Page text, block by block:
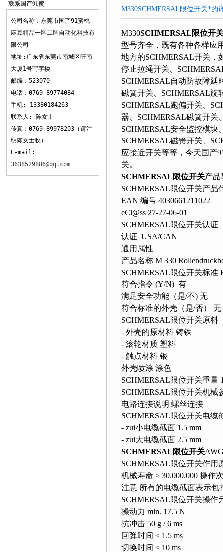
联系国产91蜜
桃麻豆精品一
区二区
公司名称：东莞市国产91蜜桃
麻豆精品一区二区自动化科技有
限公司
地址:广东省东莞市南城区旺南
大厦1号写字楼
邮编：523070
电话：0769-89774084
手机: 13380184263
联系人: 陈女士
传真：0769-89978203（请注
明陈女士收）
E-mail:
3638529886@qq.com
M330SCHMERSAL限位开关*的详细
M330SCHMERSAL限位开关
型号齐全，既有各种各样
地方的SCHMERSAL开关
停止拉绳开关、
SCHMERSAL自动防故障延时
磁簧开关、SCHMERSAL旋转
SCHMERSAL跑偏开关、
器、SCHMERSAL磁簧开关
SCHMERSAL安全监控模块
SCHMERSAL磁簧开关、
应接近开关等等，今天
关。
SCHMERSAL限位开关产品
SCHMERSAL限位开关产品
EAN 编号 4030661211022
eCl@ss 27-27-06-01
SCHMERSAL限位开关认证
认证 USA/CAN
通用属性
产品名称 M 330
SCHMERSAL限位开关标准
符合指令 (Y/N) 有
满足安全功能（是/不) 无
符合标准的外壳（是/否） 无
SCHMERSAL限位开关原料
- 外壳的原材料 铸铁
- 滚轮材质 塑料
- 触点材料 银
外壳喷涂 涂色
SCHMERSAL限位开关重量
SCHMERSAL限位开关机械
电路连接说明 螺丝连接
SCHMERSAL限位开关电缆
- zui小电缆截面 1.5 mm
- zui大电缆截面 2.5 mm
SCHMERSAL限位开关
SCHMERSAL限位开关作用
机械寿命 > 30.000.000 操作
注意 所有的电缆截面表示包
SCHMERSAL限位开关操作
操动力 min. 17.5 N
抗冲击 50 g / 6 ms
回弹时间 ≤ 1.5 ms
切换时间 ≤ 10 ms